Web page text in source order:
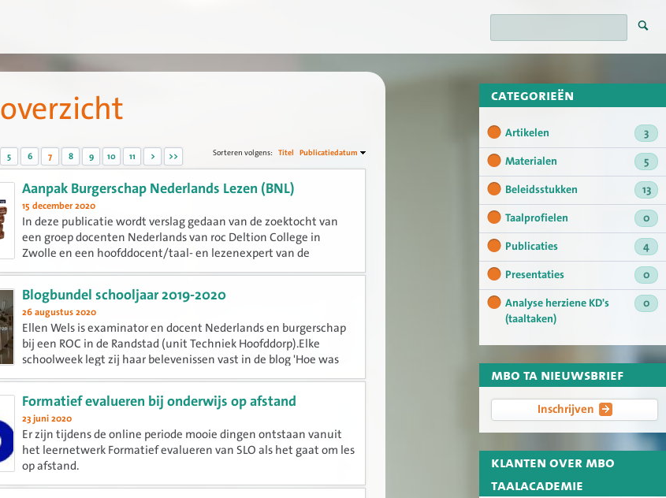
categorieën
Artikelen
3
Materialen
5
Beleidsstukken
13
Taalprofielen
0
Publicaties
4
Presentaties
0
Analyse herziene KD's
(taaltaken)
0
mbo ta nieuwsbrief
Inschrijven
klanten over mbo
taalacademie
overzicht
5 6 7 8 9 10 11 > >> Sorteren volgens: Titel Publicatiedatum
Aanpak Burgerschap Nederlands Lezen (BNL)
15 december 2020
In deze publicatie wordt verslag gedaan van de zoektocht van
een groep docenten Nederlands van roc Deltion College in
Zwolle en een hoofddocent/taal- en lezenexpert van de
Hogeschool Windesheim naar betekenisvol, rijk taal- en
leesonderwijs en naar...
Blogbundel schooljaar 2019-2020
26 augustus 2020
Ellen Wels is examinator en docent Nederlands en burgerschap
bij een ROC in de Randstad (unit Techniek Hoofddorp).Elke
schoolweek legt zij haar belevenissen vast in de blog 'Hoe was
het op school?'. Het resultaat is deze verzamelbundel.
Formatief evalueren bij onderwijs op afstand
23 juni 2020
Er zijn tijdens de online periode mooie dingen ontstaan vanuit
het leernetwerk Formatief evalueren van SLO als het gaat om les
op afstand.